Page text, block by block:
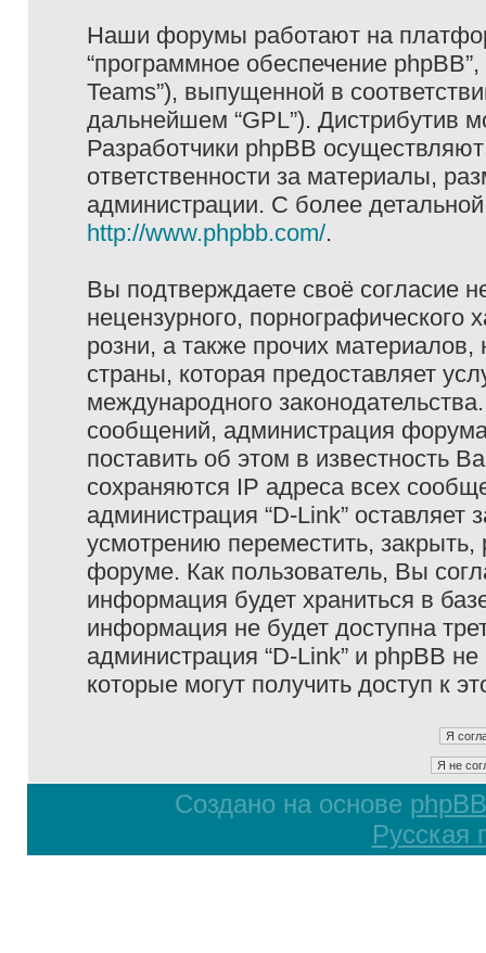
Наши форумы работают на
“программное обеспечение
Teams”), выпущенной в
дальнейшем “GPL”). Дистрибутив
Разработчики phpBB
ответственности за материалы,
администрации. С более
http://www.phpbb.com/.
Вы подтверждаете своё согласие
нецензурного, порнографического
розни, а также прочих
страны, которая предоставляет
международного
сообщений, администрация
поставить об этом в известность
сохраняются IP адреса всех
администрация “D-Link”
усмотрению переместить,
форуме. Как пользователь, Вы
информация будет храниться в
информация не будет доступна
администрация “D-Link” и phpBB
которые могут получить доступ к
Создано на основе phpBB
Русская